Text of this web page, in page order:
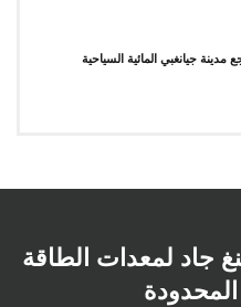
جيانغبي المائية السياحية
جاد لمعدات الطاقة
المحدودة